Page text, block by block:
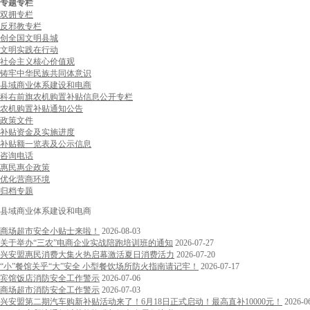
专题专栏
双拥专栏
反邪教专栏
创全国文明县城
文明实践在行动
社会主义核心价值观
铸牢中华民族共同体意识
县域商业体系建设和电商
科右前旗农机购置补贴信息公开专栏
农机购置补贴通知公告
政策文件
补贴资金及实施进度
补贴额一览表及公示信息
咨询电话
惠民惠企政策
优化营商环境
归档专题
县域商业体系建设和电商
商场超市安全小贴士来啦！ 2026-08-03
关于举办“三农”电商企业实战陪跑培训班的通知 2026-07-27
兴安盟惠民消费大集火热启幕激活夏日消费活力 2026-07-20
“小”餐馆关乎“大”安全 小型餐饮场所防火指南请记牢！ 2026-07-17
宾馆饭店消防安全工作警示 2026-07-06
商场超市消防安全工作警示 2026-07-03
兴安盟第二期汽车购新补贴活动来了！6月18日正式启动！最高直补10000元！ 2026-